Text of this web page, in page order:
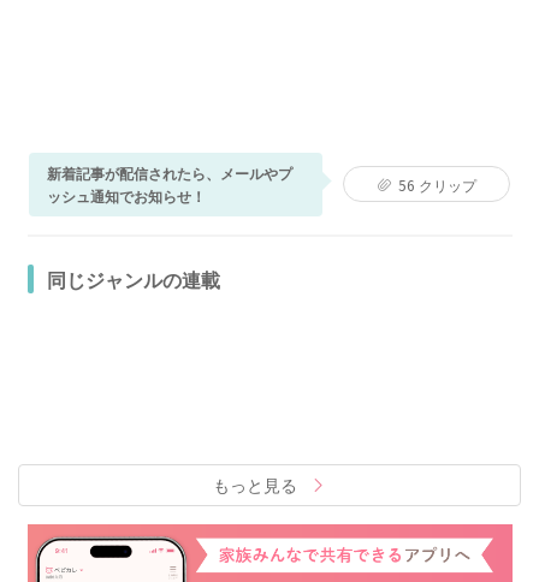
新着記事が配信されたら、メールやプ
ッシュ通知でお知らせ！
56 クリップ
同じジャンルの連載
もっと見る